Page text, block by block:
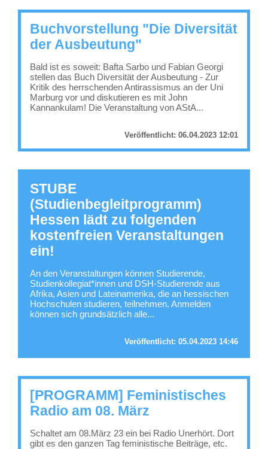
Buchvorstellung "Die Diversität
der Ausbeutung"
Bald ist es soweit: Bafta Sarbo und Fabian Georgi
stellen das Buch Diversität der Ausbeutung - Zur
Kritik des herrschenden Antirassismus an der Uni
Marburg vor und diskutieren es mit John
Kannankulam! Die Veranstaltung von AStA...
Veröffentlicht:06.04.2023 12:01
STUBE
(Studienbegleitprogramm)
Hessen lädt zu folgenden
kostenfreien Veranstaltungen
ein!
An den Veranstaltungen können Studierende,
Studienkollegiat*innen und DSH-Studierende aus
Afrika, Asien und Lateinamerika, die an hessischen
Hochschulen studieren, teilnehmen. Anmelden
können sich grundsätzlich alle...
Veröffentlicht:05.04.2023 14:46
[PROGRAMM] Feministisches
Radio am 08. März
Schaltet am 08.März 23 ein bei Radio Unerhört. Dort
gibt es den ganzen Tag feministische Beiträge, etc.